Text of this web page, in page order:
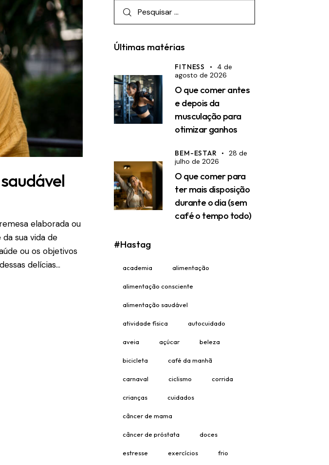
elaborada ou
sua vida de
ou os objetivos
delícias…
Pesquisar
Últimas matérias
FITNESS
4 de
agosto de 2026
O que comer antes
e depois da
musculação para
otimizar ganhos
BEM-ESTAR
28 de
julho de 2026
O que comer para
ter mais disposição
durante o dia (sem
café o tempo todo)
#Hastag
academia alimentação
alimentação consciente
alimentação saudável
atividade física autocuidado
aveia açúcar beleza
bicicleta café da manhã
carnaval ciclismo corrida
crianças cuidados
câncer de mama
câncer de próstata doces
estresse exercícios frio